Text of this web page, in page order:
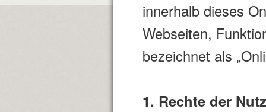
innerhalb dieses
Webseiten,
bezeichnet als
1. Rechte der